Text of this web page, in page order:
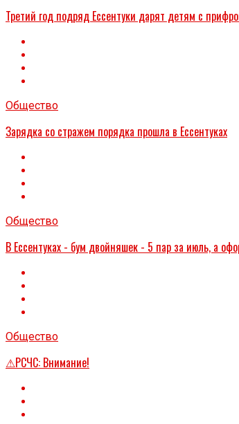
Третий год подряд Ессентуки дарят детям с
Общество
Зарядка со стражем порядка прошла в Ессентуках
Общество
В Ессентуках - бум двойняшек - 5 пар за июль, а
Общество
⚠РСЧС: Внимание!